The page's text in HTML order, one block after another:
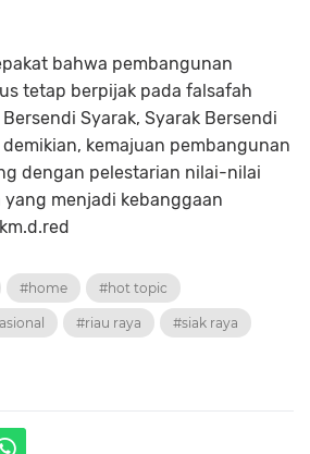
bahwa pembangunan
tetap berpijak pada falsafah
Syarak, Syarak Bersendi
demikian, kemajuan pembangunan
dengan pelestarian nilai-nilai
menjadi kebanggaan
#home #hot topic
#riau raya #siak raya